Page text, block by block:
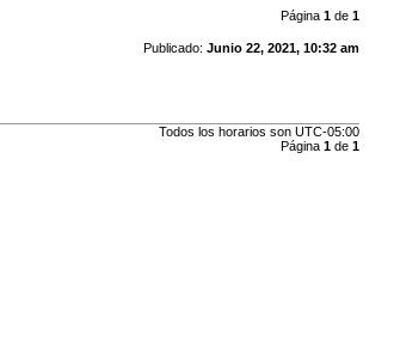
Página 1de 1
Publicado: Junio 22, 2021, 10:32 am
Todos los horarios son UTC-05:00
Página 1de 1